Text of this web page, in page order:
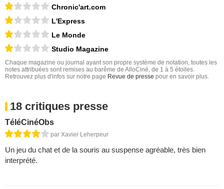
Chronic'art.com
L'Express
Le Monde
Studio Magazine
Chaque magazine ou journal ayant son propre système de notation, toutes les
notes attribuées sont remises au barême de AlloCiné, de 1 à 5 étoiles.
Retrouvez plus d'infos sur notre page Revue de presse pour en savoir plus.
18 critiques presse
TéléCinéObs
par Xavier Leherpeur
Un jeu du chat et de la souris au suspense agréable, très bien
interprété.